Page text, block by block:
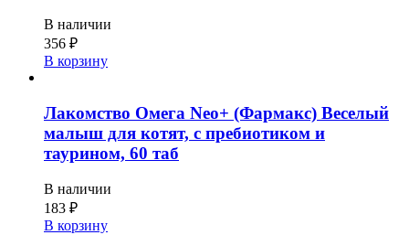
В наличии
356 ₽
В корзину
Лакомство Омега Neo+ (Фармакс) Веселый
малыш для котят, с пребиотиком и
таурином, 60 таб
В наличии
183 ₽
В корзину